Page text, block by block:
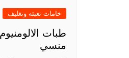
خامات تعبئه وتغليف
طبات
منسي